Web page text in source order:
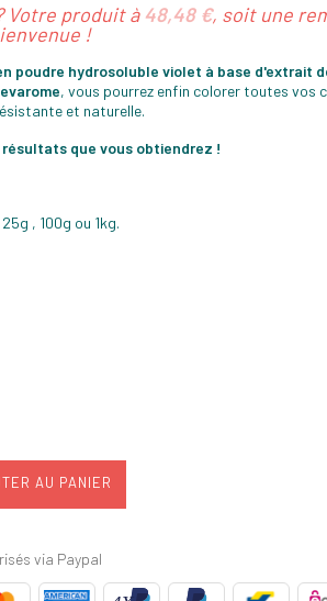
Votre produit à 48,48 €, soit une
!
poudre hydrosoluble violet à base d'extrait
, vous pourrez enfin colorer toutes vos
et naturelle.
que vous obtiendrez !
, 100g ou 1kg.
AU PANIER
via Paypal